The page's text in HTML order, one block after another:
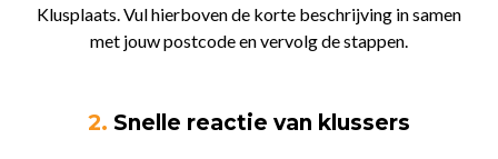
Klusplaats. Vul hierboven de korte beschrijving in samen
met jouw postcode en vervolg de stappen.
2. Snelle reactie van klussers